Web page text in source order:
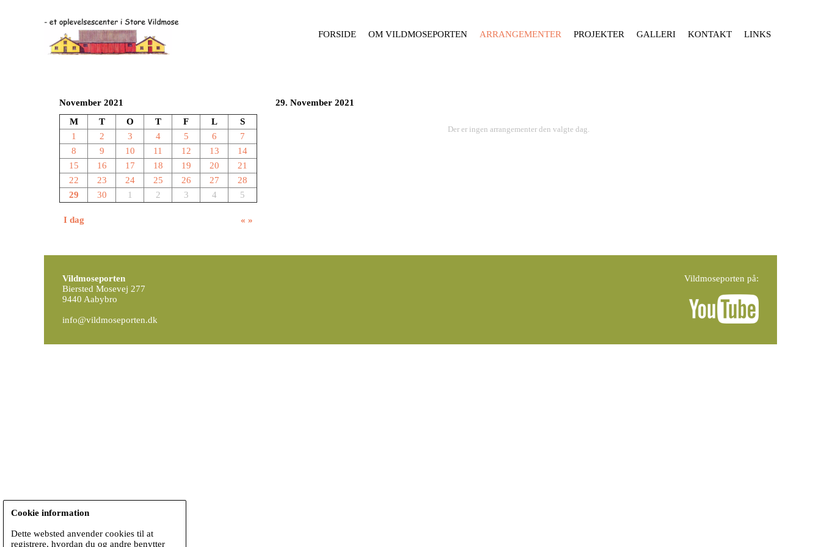
FORSIDE OM VILDMOSEPORTEN ARRANGEMENTER PROJEKTER GALLERI KONTAKT LINKS
November 2021
M
T O T F L
S
1
2 3 4 5 6
7
8
9 10 11 12 13
14
15
16 17 18 19 20
21
22
23 24 25 26 27
28
29
30 1 2 3 4 5
I dag « »
29. November 2021
Der er ingen arrangementer den valgte dag.
Vildmoseporten
Biersted Mosevej 277
9440 Aabybro
info@vildmoseporten.dk
Vildmoseporten på:
Cookie information
Dette websted anvender cookies til at
registrere, hvordan du og andre benytter